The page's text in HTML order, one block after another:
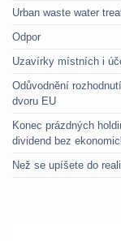
Urban waste water
Odpor
Uzavírky místních i
Odůvodnění
dvoru EU
Konec prázdných
dividend bez
Než se upíšete do